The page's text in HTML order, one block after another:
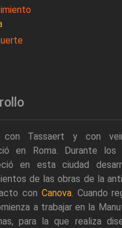
con Tassaert y con
en Roma. Durante
en esta ciudad
de las obras de la
con Canova. Cuando
a trabajar en la
para la que realiza